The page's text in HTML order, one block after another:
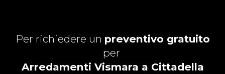
Per richiedere un preventivo gratuito
per
Arredamenti Vismara a Cittadella